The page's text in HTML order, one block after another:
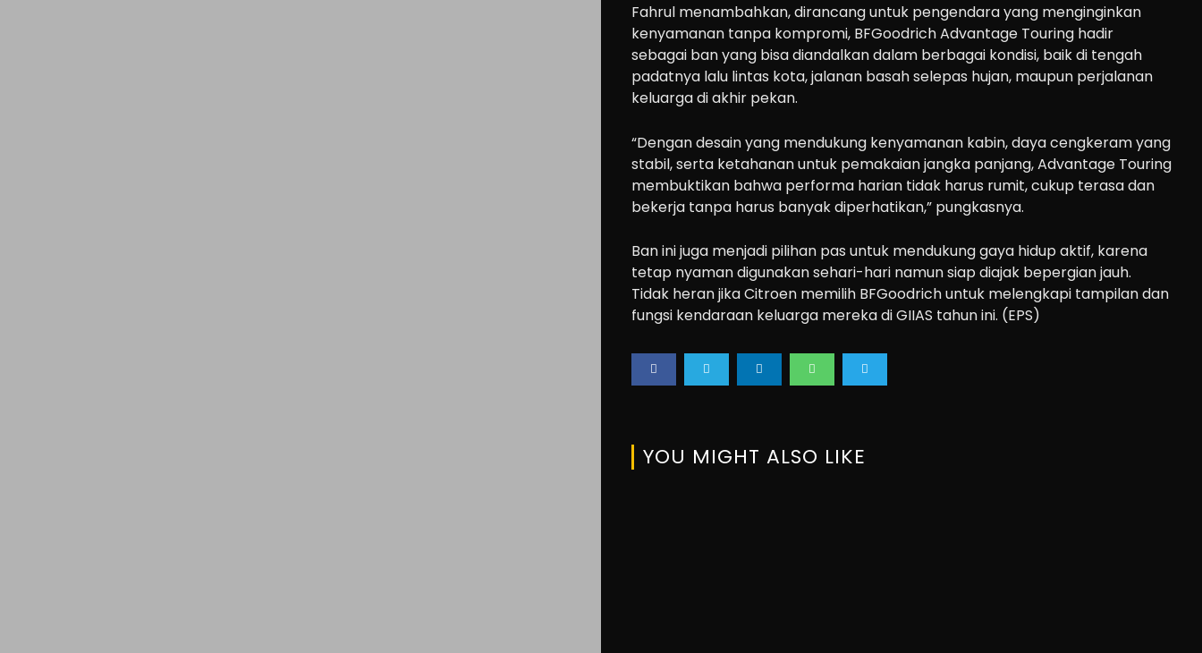
Fahrul menambahkan, dirancang untuk pengendara yang menginginkan
kenyamanan tanpa kompromi, BFGoodrich Advantage Touring hadir
sebagai ban yang bisa diandalkan dalam berbagai kondisi, baik di tengah
padatnya lalu lintas kota, jalanan basah selepas hujan, maupun perjalanan
keluarga di akhir pekan.
“​Dengan desain yang mendukung kenyamanan kabin, daya cengkeram yang
stabil, serta ketahanan untuk pemakaian jangka panjang, Advantage Touring
membuktikan bahwa performa harian tidak harus rumit, cukup terasa dan
bekerja tanpa harus banyak diperhatikan,” pungkasnya.
​Ban ini juga menjadi pilihan pas untuk mendukung gaya hidup aktif, karena
tetap nyaman digunakan sehari-hari namun siap diajak bepergian jauh.
Tidak heran jika Citroen memilih BFGoodrich untuk melengkapi tampilan dan
fungsi kendaraan keluarga mereka di GIIAS tahun ini. (EPS)
YOU MIGHT ALSO LIKE